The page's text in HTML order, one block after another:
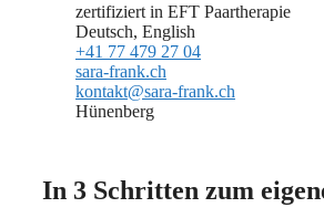
zertifiziert in EFT Paartherapie
Deutsch, English
+41 77 479 27 04
sara-frank.ch
kontakt@sara-frank.ch
Hünenberg
In 3 Schritten zum